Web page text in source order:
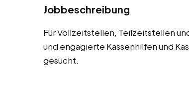
Jobbeschreibung
Für Vollzeitstellen, Teilzeitstellen
und engagierte Kassenhilfen und
gesucht.